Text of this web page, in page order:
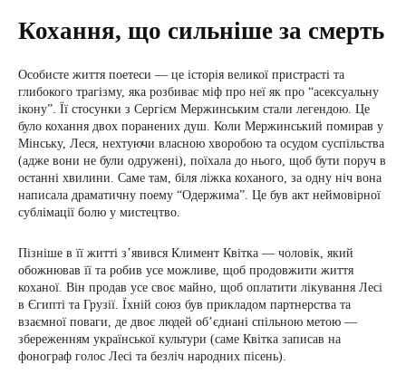
Кохання, що сильніше за смерть
Особисте життя поетеси — це історія великої пристрасті та
глибокого трагізму, яка розбиває міф про неї як про “асексуальну
ікону”. Її стосунки з Сергієм Мержинським стали легендою. Це
було кохання двох поранених душ. Коли Мержинський помирав у
Мінську, Леся, нехтуючи власною хворобою та осудом суспільства
(адже вони не були одружені), поїхала до нього, щоб бути поруч в
останні хвилини. Саме там, біля ліжка коханого, за одну ніч вона
написала драматичну поему “Одержима”. Це був акт неймовірної
сублімації болю у мистецтво.
Пізніше в її житті з’явився Климент Квітка — чоловік, який
обожнював її та робив усе можливе, щоб продовжити життя
коханої. Він продав усе своє майно, щоб оплатити лікування Лесі
в Єгипті та Грузії. Їхній союз був прикладом партнерства та
взаємної поваги, де двоє людей об’єднані спільною метою —
збереженням української культури (саме Квітка записав на
фонограф голос Лесі та безліч народних пісень).